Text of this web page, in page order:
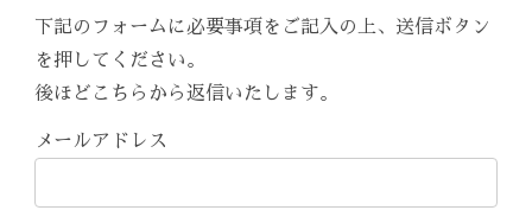
下記のフォームに必要事項をご記入の上、送信ボタン
を押してください。
後ほどこちらから返信いたします。
メールアドレス